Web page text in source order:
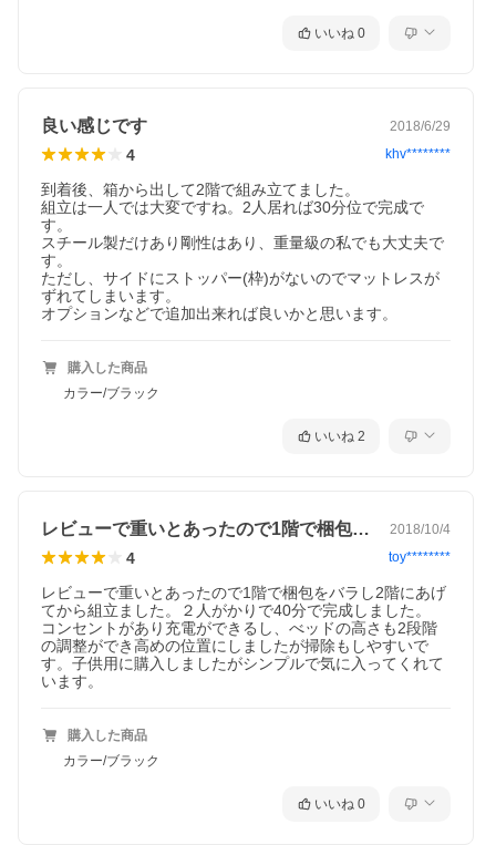
エア・リゾームTOP>ベッド一覧
いいね 0
良い感じです 2018/6/29
4 khv********
到着後、箱から出して2階で組み立てました。
組立は一人では大変ですね。2人居れば30分位で完成で
す。
スチール製だけあり剛性はあり、重量級の私でも大丈夫で
す。
ただし、サイドにストッパー(枠)がないのでマットレスが
ずれてしまいます。
オプションなどで追加出来れば良いかと思います。
購入した商品
カラー/ブラック
いいね 2
レビューで重いとあったので1階で梱包を… 2018/10/4
4 toy********
レビューで重いとあったので1階で梱包をバラし2階にあげ
てから組立ました。２人がかりで40分で完成しました。
コンセントがあり充電ができるし、べッドの高さも2段階
の調整ができ高めの位置にしましたが掃除もしやすいで
す。子供用に購入しましたがシンプルで気に入ってくれて
います。
購入した商品
カラー/ブラック
いいね 0